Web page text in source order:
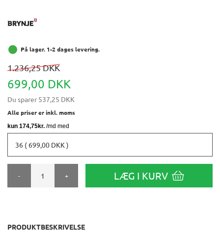
På lager. 1-2 dages levering.
1.236,25 DKK
699,00 DKK
Du sparer 537,25 DKK
Alle priser er inkl. moms
36 ( 699,00 DKK )
- + LÆG I KURV
PRODUKTBESKRIVELSE